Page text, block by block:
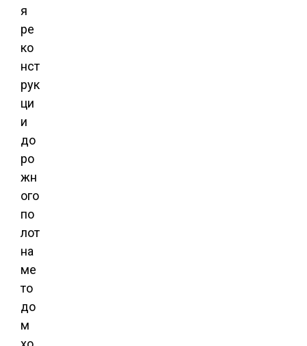
я
ре
ко
нст
рук
ци
и
до
ро
жн
ого
по
лот
на
ме
то
до
м